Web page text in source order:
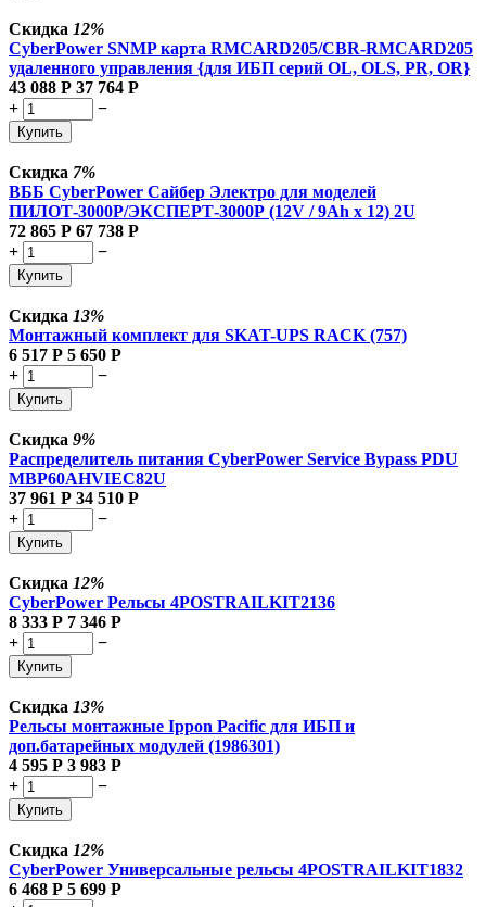
Скидка 12%
CyberPower SNMP карта RMCARD205/CBR-RMCARD205
удаленного управления {для ИБП серий OL, OLS, PR, OR}
43 088 Р 37 764 Р
+
−
Купить
Скидка 7%
ВББ CyberPower Сайбер Электро для моделей
ПИЛОТ-3000Р/ЭКСПЕРТ-3000Р (12V / 9Ah х 12) 2U
72 865 Р 67 738 Р
+
−
Купить
Скидка 13%
Монтажный комплект для SKAT-UPS RACK (757)
6 517 Р 5 650 Р
+
−
Купить
Скидка 9%
Распределитель питания CyberPower Service Bypass PDU
MBP60AHVIEC82U
37 961 Р 34 510 Р
+
−
Купить
Скидка 12%
CyberPower Рельсы 4POSTRAILKIT2136
8 333 Р 7 346 Р
+
−
Купить
Скидка 13%
Рельсы монтажные Ippon Pacific для ИБП и
доп.батарейных модулей (1986301)
4 595 Р 3 983 Р
+
−
Купить
Скидка 12%
CyberPower Универсальные рельсы 4POSTRAILKIT1832
6 468 Р 5 699 Р